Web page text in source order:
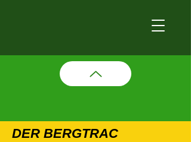
DER BERGTRAC